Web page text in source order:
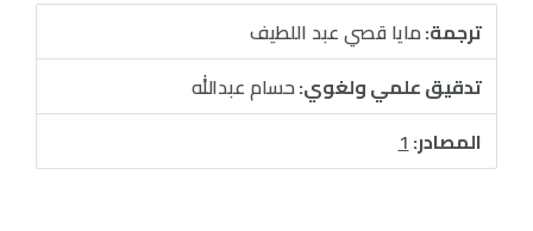
ترجمة:مايا قصي عبد اللطيف
تدقيق علمي ولغوي:حسام عبدالله
المصادر:1